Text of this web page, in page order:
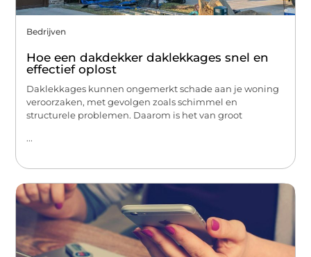
Bedrijven
Hoe een dakdekker daklekkages snel en
effectief oplost
Daklekkages kunnen ongemerkt schade aan je woning
veroorzaken, met gevolgen zoals schimmel en
structurele problemen. Daarom is het van groot
...